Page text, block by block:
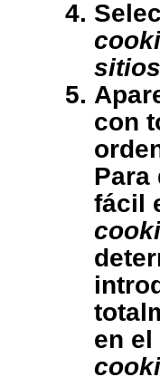
sitios
con
Para
fácil
en el